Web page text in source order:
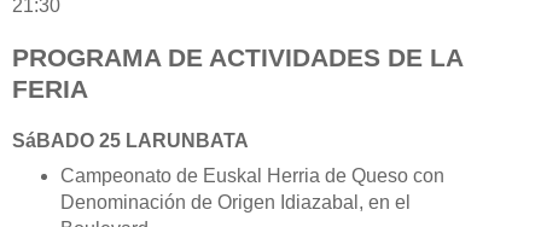
21:30
PROGRAMA DE ACTIVIDADES DE LA
FERIA
SáBADO 25 LARUNBATA
Campeonato de Euskal Herria de Queso con
Denominación de Origen Idiazabal, en el